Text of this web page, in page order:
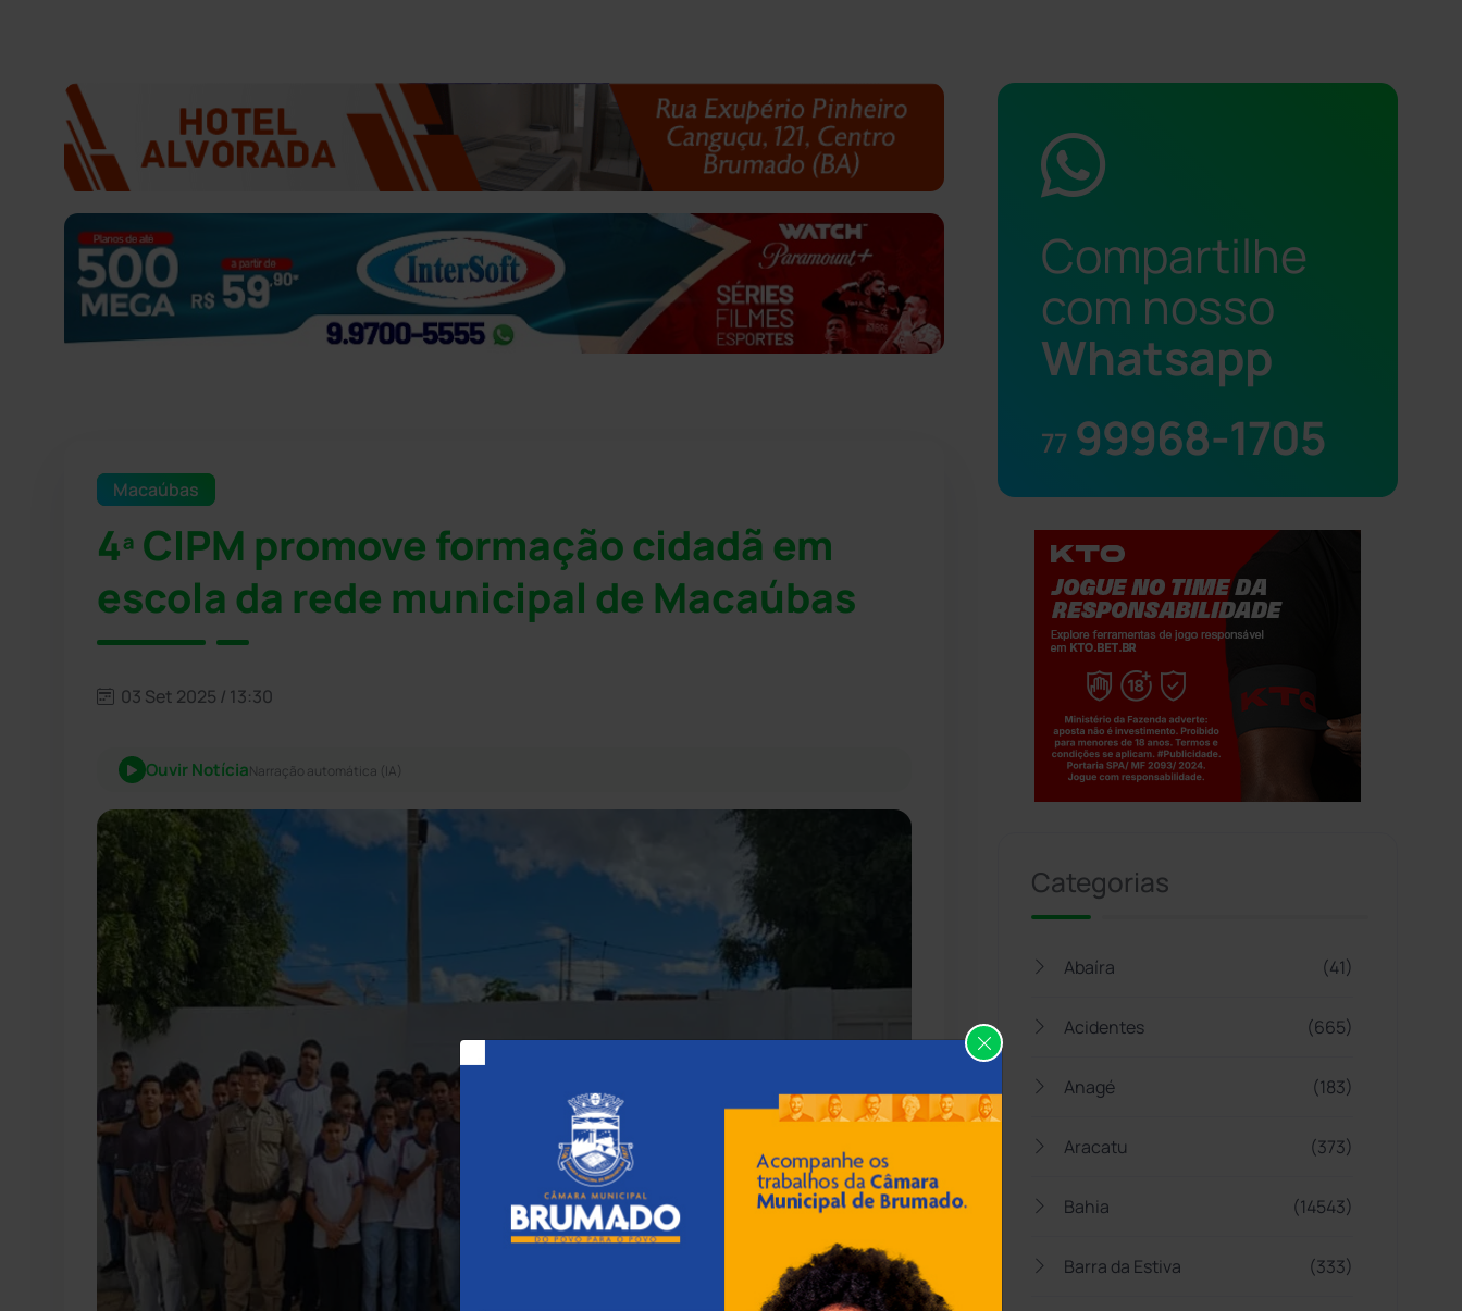
Macaúbas
4ª CIPM promove formação cidadã em
escola da rede municipal de Macaúbas
03 Set 2025 / 13:30
Ouvir NotíciaNarração automática (IA)
Compartilhe
com nosso
Whatsapp
77 99968-1705
Categorias
Abaíra (41)
Acidentes (665)
Anagé (183)
Aracatu (373)
Bahia (14543)
Barra da Estiva (333)